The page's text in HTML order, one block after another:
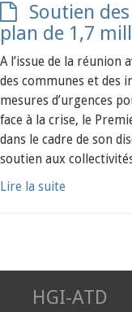
Soutien
plan de 1,7
A l’issue de la réunion
des communes et des
mesures d’urgences
face à la crise, le
dans le cadre de son
soutien aux
Lire la suite
HGI-ATD